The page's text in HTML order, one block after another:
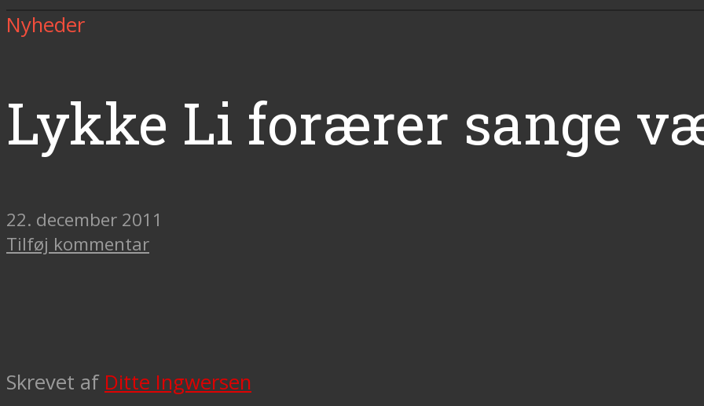
Nyheder
Lykke Li forærer sange
22. december 2011
Tilføj kommentar
Skrevet af Ditte Ingwersen